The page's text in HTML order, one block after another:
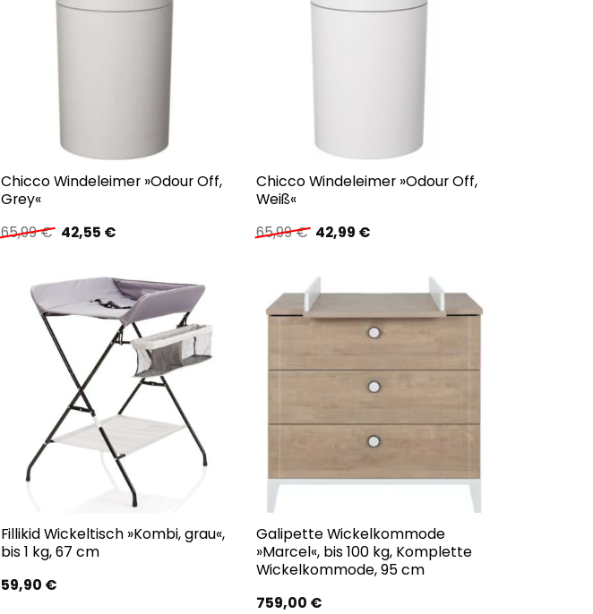
Chicco Windeleimer »Odour Off,
Grey«
65,99€ Ursprünglicher
Preis
65,99 €
42,55 €Aktueller
Chicco Windeleimer »Odour Off,
Weiß«
65,99€ Ursprünglicher
Preis
65,99 €
42,99 €Aktueller
Fillikid Wickeltisch »Kombi, grau«,
bis 1 kg, 67 cm
59,90 €
Galipette Wickelkommode
»Marcel«, bis 100 kg, Komplette
Wickelkommode, 95 cm
759,00 €